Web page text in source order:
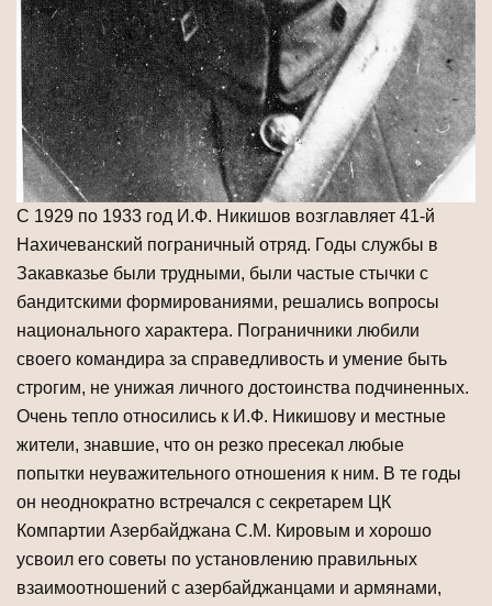
С 1929 по 1933 год И.Ф. Никишов возглавляет 41-й
Нахичеванский пограничный отряд. Годы службы в
Закавказье были трудными, были частые стычки с
бандитскими формированиями, решались вопросы
национального характера. Пограничники любили
своего командира за справедливость и умение быть
строгим, не унижая личного достоинства подчиненных.
Очень тепло относились к И.Ф. Никишову и местные
жители, знавшие, что он резко пресекал любые
попытки неуважительного отношения к ним. В те годы
он неоднократно встречался с секретарем ЦК
Компартии Азербайджана С.М. Кировым и хорошо
усвоил его советы по установлению правильных
взаимоотношений с азербайджанцами и армянами,